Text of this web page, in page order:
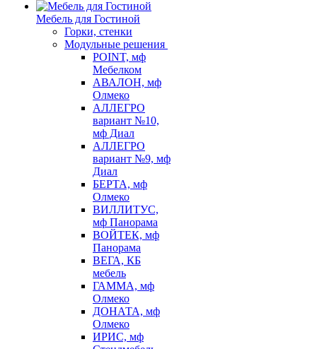
Мебель для Гостиной
Горки, стенки
Модульные решения
POINT, мф
Мебелком
АВАЛОН, мф
Олмеко
АЛЛЕГРО
вариант №10,
мф Диал
АЛЛЕГРО
вариант №9, мф
Диал
БЕРТА, мф
Олмеко
ВИЛЛИТУС,
мф Панорама
ВОЙТЕК, мф
Панорама
ВЕГА, КБ
мебель
ГАММА, мф
Олмеко
ДОНАТА, мф
Олмеко
ИРИС, мф